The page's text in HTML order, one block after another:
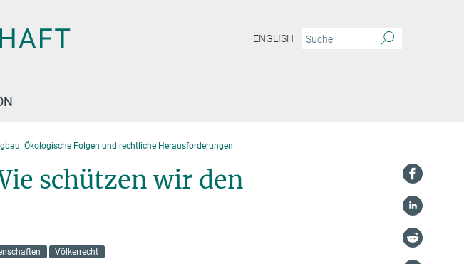
ENGLISH
Ökologische Folgen und rechtliche Herausforderungen
schützen wir den
Völkerrecht